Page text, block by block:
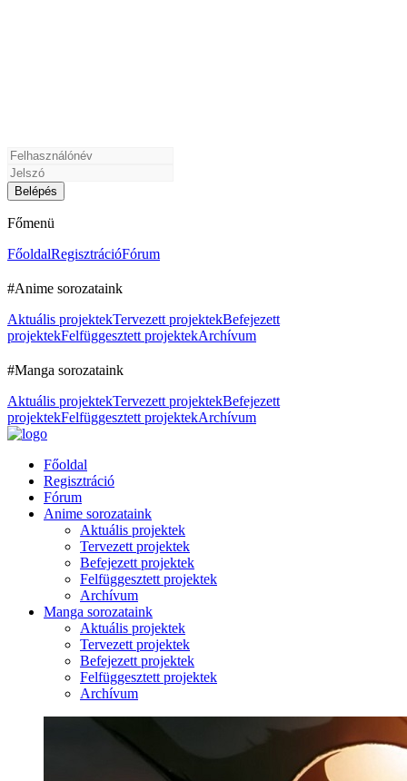
Főmenü
FőoldalRegisztrációFórum
#Anime sorozataink
Aktuális projektekTervezett projektekBefejezett
projektekFelfüggesztett projektekArchívum
#Manga sorozataink
Aktuális projektekTervezett projektekBefejezett
projektekFelfüggesztett projektekArchívum
Főoldal
Regisztráció
Fórum
Anime sorozataink
Aktuális projektek
Tervezett projektek
Befejezett projektek
Felfüggesztett projektek
Archívum
Manga sorozataink
Aktuális projektek
Tervezett projektek
Befejezett projektek
Felfüggesztett projektek
Archívum